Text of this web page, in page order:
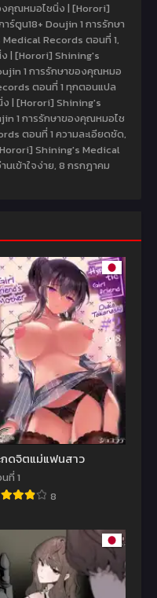
งคุณหมอไชนิ่ง | [Horori]
ร์ตูน18+ Doujin 1 การรักษา
Records ตอนที่ 1,
| [Horori] Shining′s
1 การรักษาของคุณหมอ
ตอนที่ 1 ทุกตอนแปล
| [Horori] Shining′s
1 การรักษาของคุณหมอไช
ตอนที่ 1 ความละเอียดชัด,
Shining′s Medical
เข้าใจง่าย, 8 กรกฎาคม
กดจิตแม่แฟนสาว
ที่ 1
8